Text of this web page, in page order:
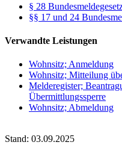
§ 28
§§ 17 und 24
Verwandte Leistungen
Wohnsitz; Anmeldung
Wohnsitz; Mitteilung
Melderegister;
Übermittlungssperre
Wohnsitz; Abmeldung
Stand: 03.09.2025